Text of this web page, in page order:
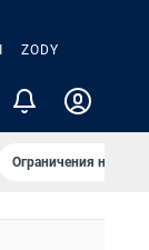
ZODY
Ограничения на